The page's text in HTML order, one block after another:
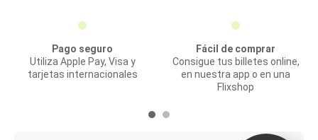
Pago seguro
Utiliza Apple Pay, Visa y
tarjetas internacionales
Fácil de comprar
Consigue tus billetes online,
en nuestra app o en una
Flixshop